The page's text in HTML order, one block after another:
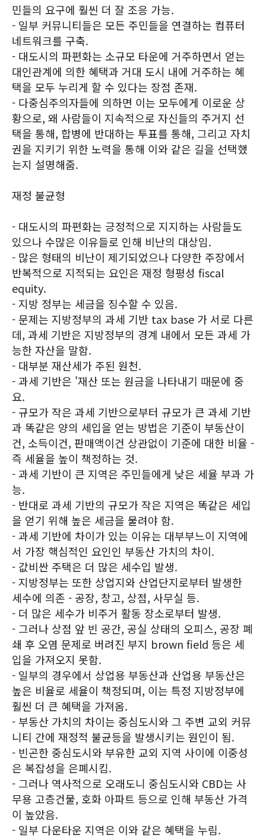
민들의 요구에 훨씬 더 잘 조응 가능.
- 일부 커뮤니티들은 모든 주민들을 연결하는 컴퓨터
네트워크를 구축.
- 대도시의 파편화는 소규모 타운에 거주하면서 얻는
대인관계에 의한 혜택과 거대 도시 내에 거주하는 혜
택을 모두 누리게 할 수 있다는 장점 존재.
- 다중심주의자들에 의하면 이는 모두에게 이로운 상
황으로, 왜 사람들이 지속적으로 자신들의 주거지 선
택을 통해, 합병에 반대하는 투표를 통해, 그리고 자치
권을 지키기 위한 노력을 통해 이와 같은 길을 선택했
는지 설명해줌.
재정 불균형
- 대도시의 파편화는 긍정적으로 지지하는 사람들도
있으나 수많은 이유들로 인해 비난의 대상임.
- 많은 형태의 비난이 제기되었으나 다양한 주장에서
반복적으로 지적되는 요인은 재정 형평성 fiscal
equity.
- 지방 정부는 세금을 징수할 수 있음.
- 문제는 지방정부의 과세 기반 tax base 가 서로 다른
데, 과세 기반은 지방정부의 경계 내에서 모든 과세 가
능한 자산을 말함.
- 대부분 재산세가 주된 원천.
- 과세 기반은 '재산 또는 원금을 나타내기 때문에 중
요.
- 규모가 작은 과세 기반으로부터 규모가 큰 과세 기반
과 똑같은 양의 세입을 얻는 방법은 기준이 부동산이
건, 소득이건, 판매액이건 상관없이 기준에 대한 비율 -
즉 세율을 높이 책정하는 것.
- 과세 기반이 큰 지역은 주민들에게 낮은 세율 부과 가
능.
- 반대로 과세 기반의 규모가 작은 지역은 똑같은 세입
을 얻기 위해 높은 세금을 물려야 함.
- 과세 기반에 차이가 있는 이유는 대부부느이 지역에
서 가장 핵심적인 요인인 부동산 가치의 차이.
- 값비싼 주택은 더 많은 세수입 발생.
- 지방정부는 또한 상업지와 산업단지로부터 발생한
세수에 의존 - 공장, 창고, 상점, 사무실 등.
- 더 많은 세수가 비주거 활동 장소로부터 발생.
- 그러나 상점 앞 빈 공간, 공실 상태의 오피스, 공장 폐
쇄 후 오염 문제로 버려진 부지 brown field 등은 세
입을 가져오지 못함.
- 일부의 경우에서 상업용 부동산과 산업용 부동산은
높은 비율로 세율이 책정되며, 이는 특정 지방정부에
훨씬 더 큰 혜택을 가져옴.
- 부동산 가치의 차이는 중심도시와 그 주변 교외 커뮤
니티 간에 재정적 불균등을 발생시키는 원인이 됨.
- 빈곤한 중심도시와 부유한 교외 지역 사이에 이중성
은 복잡성을 은폐시킴.
- 그러나 역사적으로 오래도니 중심도시와 CBD는 사
무용 고층건물, 호화 아파트 등으로 인해 부동산 가격
이 높았음.
- 일부 다운타운 지역은 이와 같은 혜택을 누림.